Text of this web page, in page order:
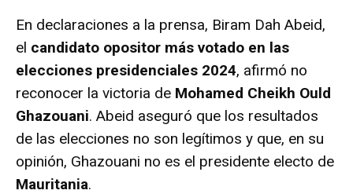
En declaraciones a la prensa, Biram Dah Abeid,
el candidato opositor más votado en las
elecciones presidenciales 2024, afirmó no
reconocer la victoria de Mohamed Cheikh Ould
Ghazouani. Abeid aseguró que los resultados
de las elecciones no son legítimos y que, en su
opinión, Ghazouani no es el presidente electo de
Mauritania.